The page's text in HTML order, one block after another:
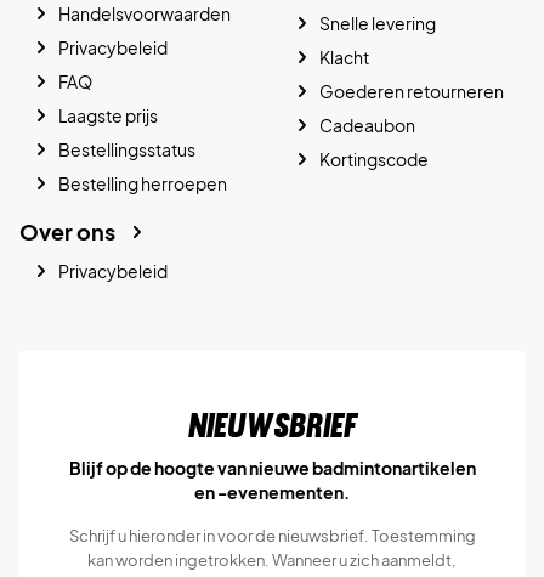
Handelsvoorwaarden
Privacybeleid
FAQ
Laagste prijs
Bestellingsstatus
Bestelling herroepen
Snelle levering
Klacht
Goederen retourneren
Cadeaubon
Kortingscode
Over ons
Privacybeleid
Nieuwsbrief
Blijf op de hoogte van nieuwe badmintonartikelen
en -evenementen.
Schrijf u hieronder in voor de nieuwsbrief. Toestemming
kan worden ingetrokken. Wanneer u zich aanmeldt,